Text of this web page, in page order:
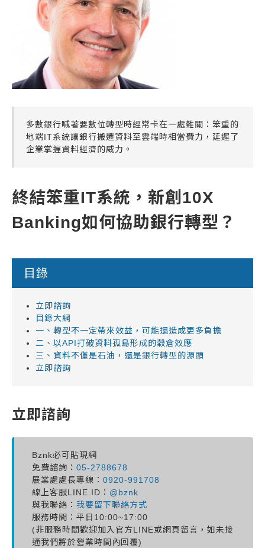
知識專區
平台介紹
多數銀行喊著要數位轉型時經常卡在一處難關：笨重的
地端IT系統讓銀行搬遷資料至雲端時相當費力，延遲了
企業掌握資料經濟的威力。
終結笨重IT系統，新創10X
Banking如何協助銀行轉型？
目錄
立即諮詢
目錄大綱
一、轉型不一定帶來效益，可能還造成更多負擔
二、以API打破資料孤島形成的穀倉效應
三、資料不僅是石油，還是銀行轉型的源頭
立即諮詢
立即諮詢
Bznk必可貼現網
免費諮詢： 05-2788678
展業處處長專線： 0920-991708
線上客服LINE ID： @bznk
與我聯絡： 我要留下聯絡方式
服務時間：平日10:00~17:00
(非服務時間歡迎加入官方LINE或網頁留言，如未接
通我們將於營業時間內回覆)